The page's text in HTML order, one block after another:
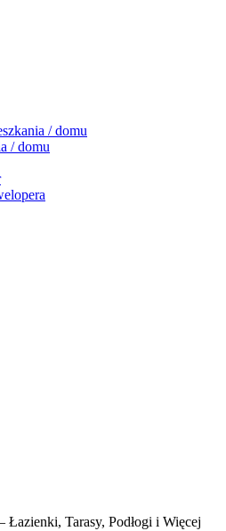
/ domu
/ domu
Łazienki, Tarasy, Podłogi i Więcej